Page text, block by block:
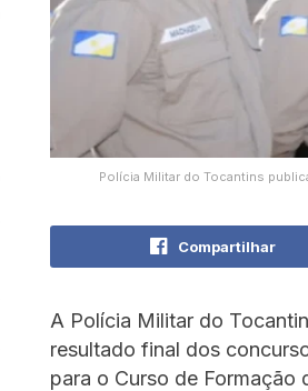
Polícia Militar do Tocantins
Compartilhar
A Polícia Militar do
resultado final dos
para o Curso de Formação